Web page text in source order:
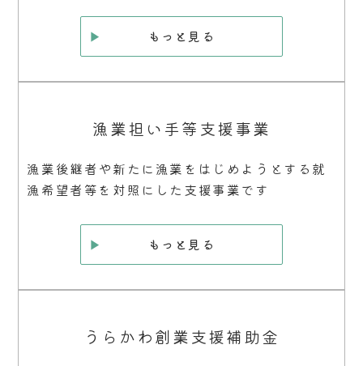
もっと見る
漁業担い手等支援事業
漁業後継者や新たに漁業をはじめようとする就
漁希望者等を対照にした支援事業です
もっと見る
うらかわ創業支援補助金